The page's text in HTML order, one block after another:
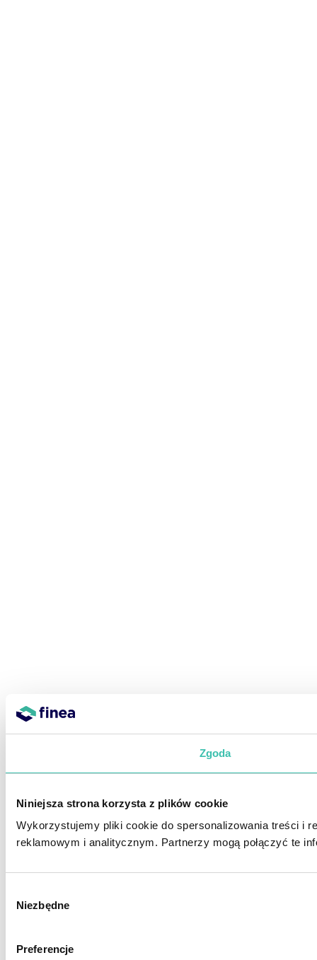
Zgoda
Niniejsza strona korzysta z plików cookie
Wykorzystujemy pliki cookie do spersonalizowania treści i
reklamowym i analitycznym. Partnerzy mogą połączyć te
zgody
Niezbędne
Preferencje